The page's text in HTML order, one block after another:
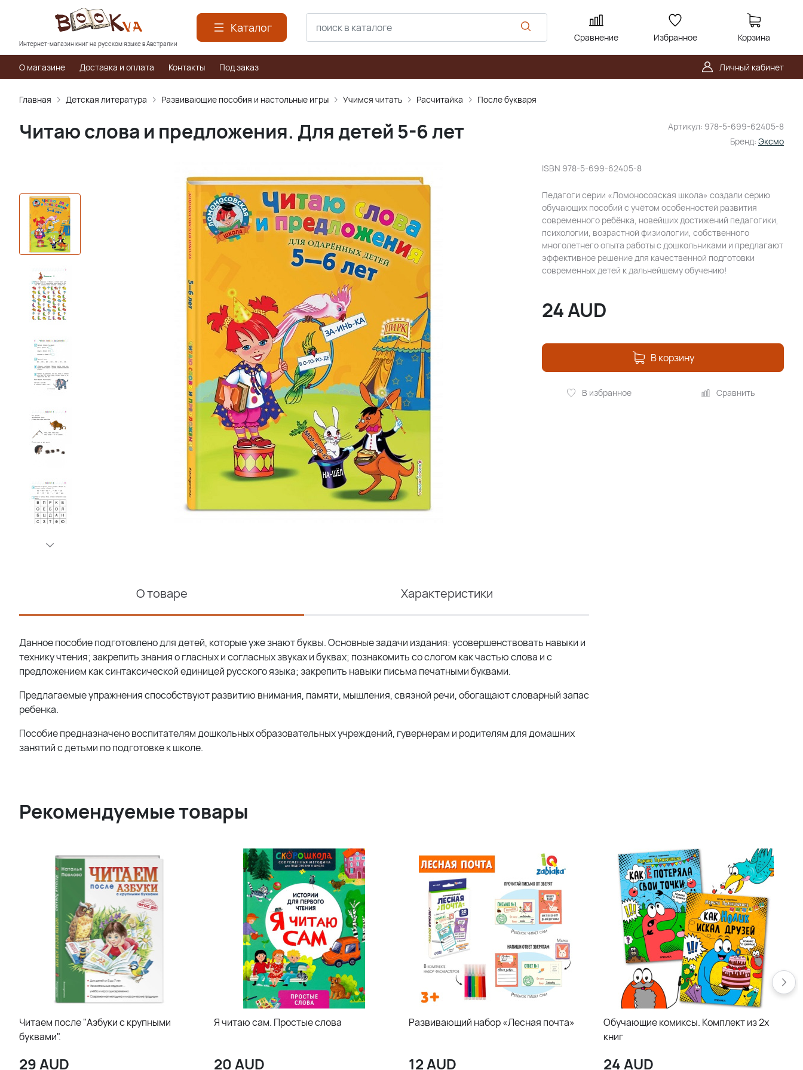
Интернет-магазин книг на русском языке в Австралии
Каталог
Сравнение Избранное Корзина
О магазине Доставка и оплата Контакты Под заказ Личный кабинет
Главная Детская литература Развивающие пособия и настольные игры Учимся читать Расчитайка После букваря
Артикул: 978-5-699-62405-8
Бренд: Эксмо
Читаю слова и предложения. Для детей 5-6 лет
ISBN 978-5-699-62405-8
Педагоги серии «Ломоносовская школа» создали серию
обучающих пособий с учётом особенностей развития
современного ребёнка, новейших достижений педагогики,
психологии, возрастной физиологии, собственного
многолетнего опыта работы с дошкольниками и предлагают
эффективное решение для качественной подготовки
современных детей к дальнейшему обучению!
24AUD
В корзину
В избранное Сравнить
О товаре Характеристики
Данное пособие подготовлено для детей, которые уже знают буквы. Основные задачи издания: усовершенствовать навыки и
технику чтения; закрепить знания о гласных и согласных звуках и буквах; познакомить со слогом как частью слова и с
предложением как синтаксической единицей русского языка; закрепить навыки письма печатными буквами.
Предлагаемые упражнения способствуют развитию внимания, памяти, мышления, связной речи, обогащают словарный запас
ребенка.
Пособие предназначено воспитателям дошкольных образовательных учреждений, гувернерам и родителям для домашних
занятий с детьми по подготовке к школе.
Рекомендуемые товары
Читаем после "Азбуки с крупными
буквами".
29AUD
Я читаю сам. Простые слова
20AUD
Развивающий набор «Лесная почта»
12AUD
Обучающие комиксы. Комплект из 2х
книг
24AUD